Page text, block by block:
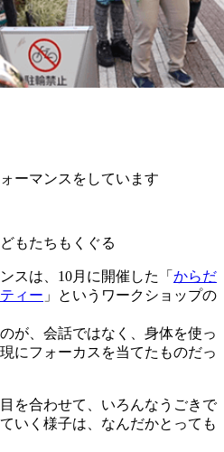
ーマンスをしています
もたちもくぐる
スは、10月に開催した「 からだ
ィー 」というワークショップの
が、会話ではなく、身体を使っ
にフォーカスを当てたものだっ
を合わせて、いろんなうごきで
いく様子は、なんだかとっても